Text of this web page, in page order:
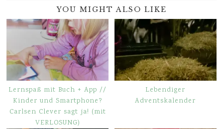
YOU MIGHT ALSO LIKE
Lernspaß mit Buch + App //
Kinder und Smartphone?
Carlsen Clever sagt ja! (mit
VERLOSUNG)
Lebendiger
Adventskalender